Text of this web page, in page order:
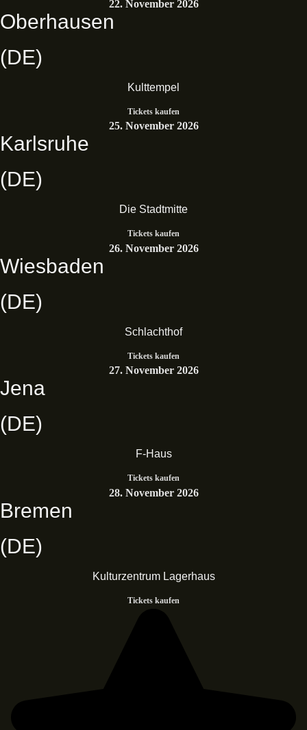
22. November 2026
Oberhausen
(DE)
Kulttempel
Tickets kaufen
25. November 2026
Karlsruhe
(DE)
Die Stadtmitte
Tickets kaufen
26. November 2026
Wiesbaden
(DE)
Schlachthof
Tickets kaufen
27. November 2026
Jena
(DE)
F-Haus
Tickets kaufen
28. November 2026
Bremen
(DE)
Kulturzentrum Lagerhaus
Tickets kaufen